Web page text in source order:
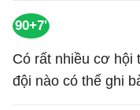
90+7'
Có rất nhiều cơ hội
đội nào có thể ghi